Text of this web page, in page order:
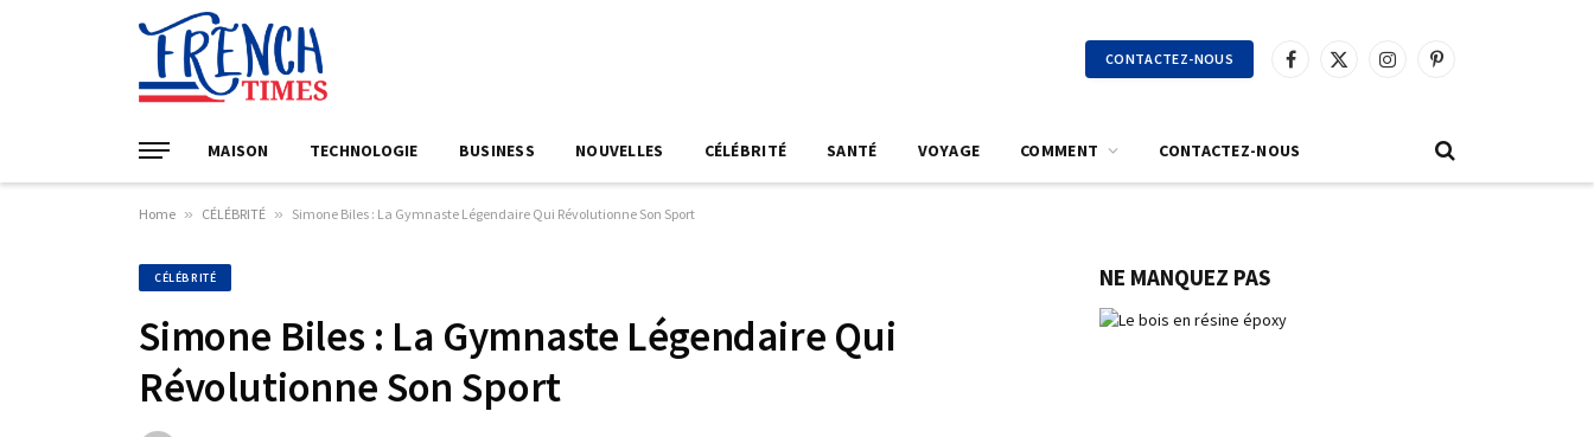
CONTACTEZ-NOUS Facebook
X
InstagramPinterest
MAISON TECHNOLOGIE BUSINESS NOUVELLES CÉLÉBRITÉ SANTÉ VOYAGE COMMENT CONTACTEZ-NOUS
Home » CÉLÉBRITÉ » Simone Biles : La Gymnaste Légendaire Qui Révolutionne Son Sport
CÉLÉBRITÉ
Simone Biles : La Gymnaste Légendaire Qui
Révolutionne Son Sport
NE MANQUEZ PAS